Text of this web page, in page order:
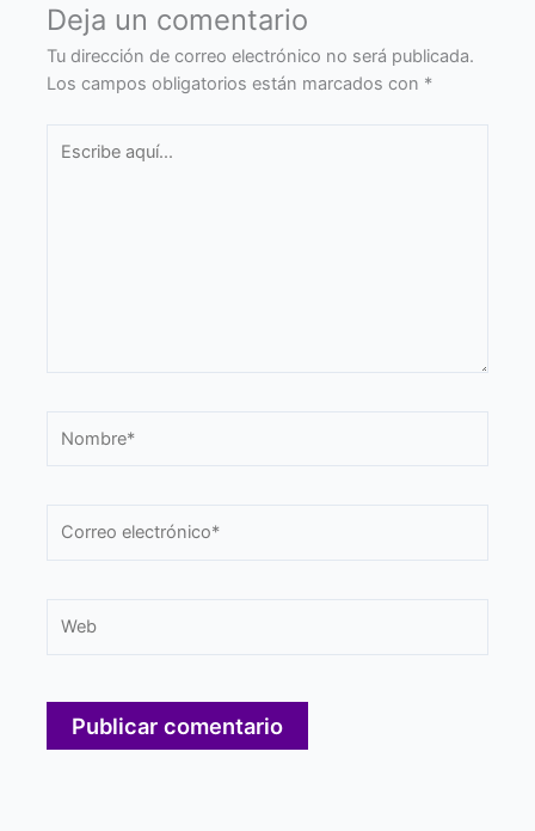
Deja un comentario
Tu dirección de correo electrónico no será publicada.
Los campos obligatorios están marcados con *
aquí...
electrónico*